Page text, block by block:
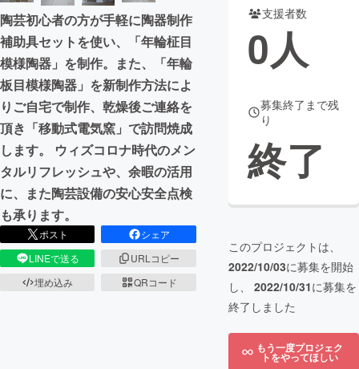
CAMPFIRE for Social Good
CAMPFIRE Creation
CAMPFIREふるさと納税machi-ya コミュニティ
陶芸初心者の方が手軽に陶器制作
補助具セットを使い、「年輪柾目
模様陶器」を制作。また、「年輪
板目模様陶器」を新制作方法によ
りご自宅で制作、乾燥後ご連絡を
頂き「移動式電気窯」で訪問焼成
します。 ウィズコロナ時代のメン
タルリフレッシュや、余暇の活用
に、また陶芸設備の安心安全点検
も承ります。
ポスト
シェア
LINEで送る
URLコピー
埋め込み
QRコード
支援者数
0人
募集終了まで残
り
終了
このプロジェクトは、
2022/10/03に募集を開始
し、 2022/10/31に募集を
終了しました
もう一度プロジェク
トをやってほしい